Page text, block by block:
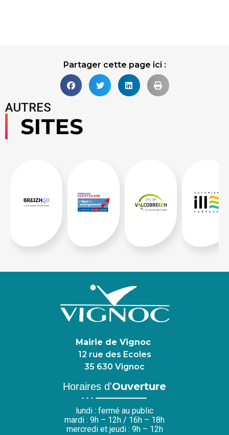
Partager cette page ici :
AUTRES
SITES
Mairie de Vignoc
12 rue des Ecoles
35 630 Vignoc
Horaires d'Ouverture
lundi : fermé au public
mardi : 9h – 12h / 16h – 18h
mercredi et jeudi : 9h – 12h